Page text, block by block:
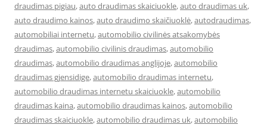
draudimas pigiau,auto draudimas skaiciuokle,auto draudimas uk,
auto draudimo kainos,auto draudimo skaičiuoklė,autodraudimas,
automobiliai internetu,automobilio civilinės atsakomybės
draudimas,automobilio civilinis draudimas,automobilio
draudimas,automobilio draudimas anglijoje,automobilio
draudimas gjensidige,automobilio draudimas internetu,
automobilio draudimas internetu skaiciuokle,automobilio
draudimas kaina,automobilio draudimas kainos,automobilio
draudimas skaiciuokle,automobilio draudimas uk,automobilio